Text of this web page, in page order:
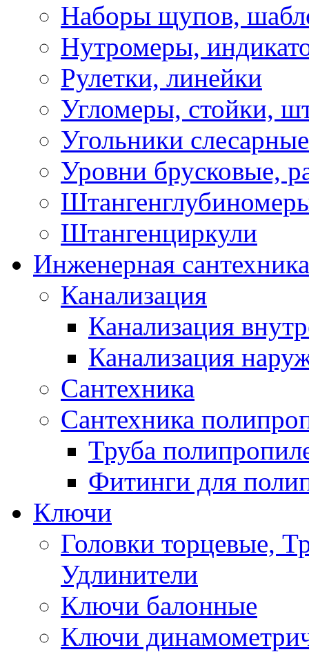
Наборы щупов,
Нутромеры,
Рулетки, линейки
Угломеры, стойки,
Угольники слесарные
Уровни брусковые,
Штангенциркули
Инженерная сантехника
Канализация
Канализация
Канализация
Сантехника
Сантехника
Труба
Фитинги для
Ключи
Головки торцевые,
Удлинители
Ключи балонные
Ключи